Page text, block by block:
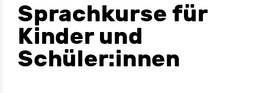
Sprachkurse für
Kinder und
Schüler:innen